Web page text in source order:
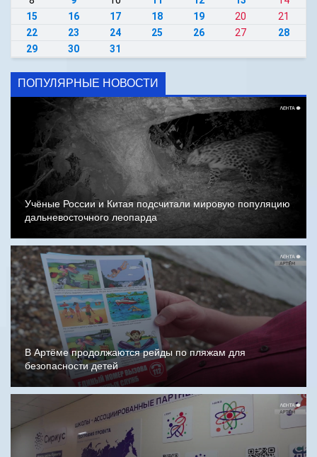
15
16 17 18 19 20
21
22
23 24 25 26 27
28
29
30 31
ПОПУЛЯРНЫЕ НОВОСТИ
Учёные России и Китая подсчитали мировую популяцию
дальневосточного леопарда
В Артёме продолжаются рейды по пляжам для
безопасности детей